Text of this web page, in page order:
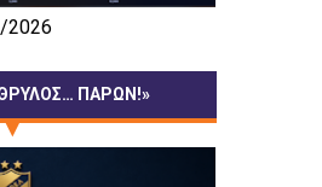
2026
ΠΑΡΩΝ!»